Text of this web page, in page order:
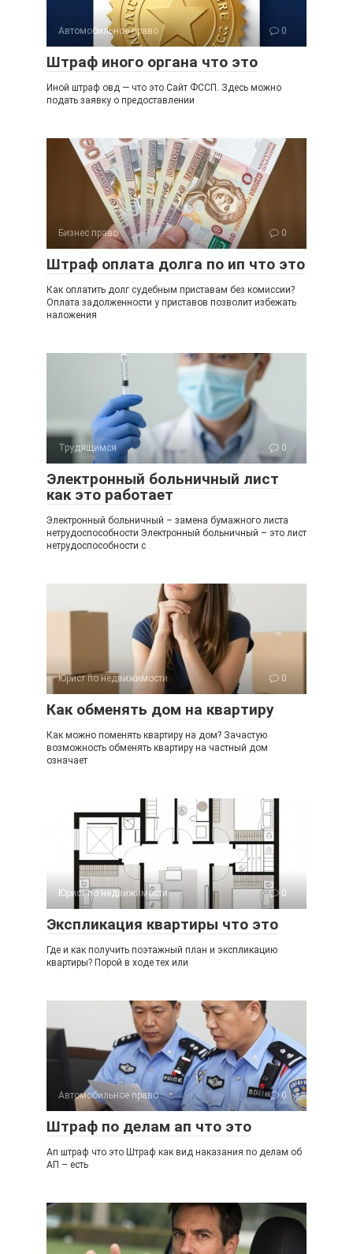
Автомобильное право 0
Штраф иного органа что это
Иной штраф овд — что это Сайт ФССП. Здесь можно
подать заявку о предоставлении
Бизнес право 0
Штраф оплата долга по ип что это
Как оплатить долг судебным приставам без комиссии?
Оплата задолженности у приставов позволит избежать
наложения
Трудящимся 0
Электронный больничный лист
как это работает
Электронный больничный – замена бумажного листа
нетрудоспособности Электронный больничный – это лист
нетрудоспособности с
Юрист по недвижимости 0
Как обменять дом на квартиру
Как можно поменять квартиру на дом? Зачастую
возможность обменять квартиру на частный дом
означает
Юрист по недвижимости 0
Экспликация квартиры что это
Где и как получить поэтажный план и экспликацию
квартиры? Порой в ходе тех или
Автомобильное право 0
Штраф по делам ап что это
Ап штраф что это Штраф как вид наказания по делам об
АП – есть